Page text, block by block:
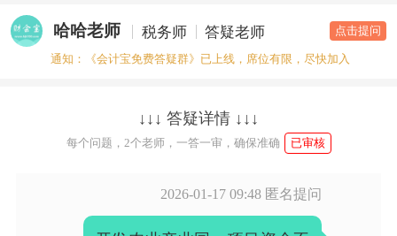
哈哈老师 税务师 答疑老师 点击提问
通知：《会计宝免费答疑群》已上线，席位有限，尽快加入
↓↓↓ 答疑详情 ↓↓↓
每个问题，2个老师，一答一审，确保准确 已审核
2026-01-17 09:48 匿名提问